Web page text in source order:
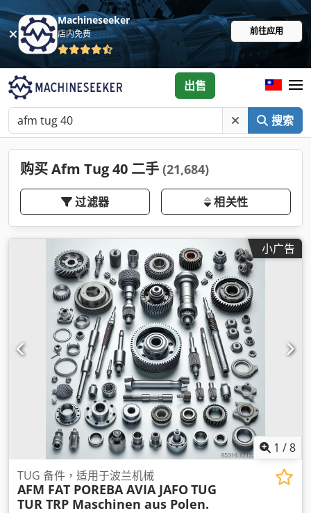
Machineseeker
店内免费 前往应用
搜索
出售
购买 Afm Tug 40 二手 (21,684)
过滤器 相关性
小广告
1 /8
TUG 备件，适用于波兰机械
AFM FAT POREBA AVIA JAFOTUG
TUR TRP Maschinen aus Polen.